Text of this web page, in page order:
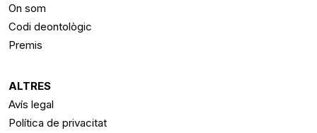
On som
Codi deontològic
Premis
ALTRES
Avís legal
Política de privacitat